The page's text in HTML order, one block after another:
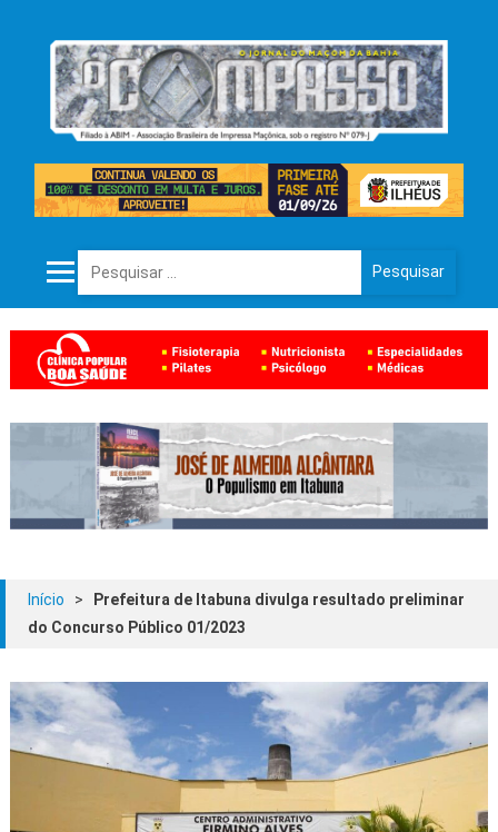
Pesquisar por:
Início >
Prefeitura de Itabuna divulga resultado preliminar
do Concurso Público 01/2023